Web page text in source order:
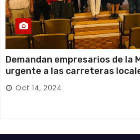
Demandan empresarios de la
urgente a las carreteras
Oct 14, 2024